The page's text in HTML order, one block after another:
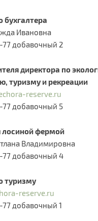
бухгалтера
Ивановна
77 добавочный 2
директора по
туризму и рекреации
reserve.ru
77 добавочный 5​
фермой
Владимировна
77 добавочный 4​
туризму
reserve.ru
77 добавочный 1​